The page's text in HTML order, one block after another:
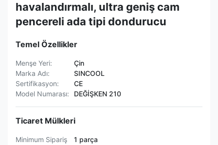
havalandırmalı, ultra geniş cam
pencereli ada tipi dondurucu
Temel Özellikler
Menşe Yeri:
Çin
Marka Adı:
SINCOOL
Sertifikasyon:
CE
Model Numarası:
DEĞİŞKEN 210
Ticaret Mülkleri
Minimum Sipariş
1 parça